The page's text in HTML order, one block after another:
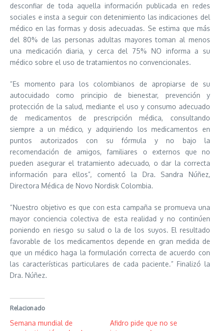
desconfiar de toda aquella información publicada en redes
sociales e insta a seguir con detenimiento las indicaciones del
médico en las formas y dosis adecuadas. Se estima que más
del 80% de las personas adultas mayores toman al menos
una medicación diaria, y cerca del 75% NO informa a su
médico sobre el uso de tratamientos no convencionales.
“Es momento para los colombianos de apropiarse de su
autocuidado como principio de bienestar, prevención y
protección de la salud, mediante el uso y consumo adecuado
de medicamentos de prescripción médica, consultando
siempre a un médico, y adquiriendo los medicamentos en
puntos autorizados con su fórmula y no bajo la
recomendación de amigos, familiares o externos que no
pueden asegurar el tratamiento adecuado, o dar la correcta
información para ellos”, comentó la Dra. Sandra Núñez,
Directora Médica de Novo Nordisk Colombia.
“Nuestro objetivo es que con esta campaña se promueva una
mayor conciencia colectiva de esta realidad y no continúen
poniendo en riesgo su salud o la de los suyos. El resultado
favorable de los medicamentos depende en gran medida de
que un médico haga la formulación correcta de acuerdo con
las características particulares de cada paciente.” Finalizó la
Dra. Núñez.
Relacionado
Semana mundial de
Afidro pide que no se